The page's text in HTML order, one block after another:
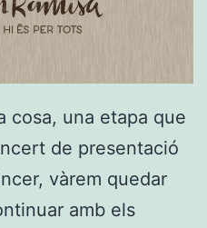
cosa, una etapa que
de presentació
vàrem quedar
amb els